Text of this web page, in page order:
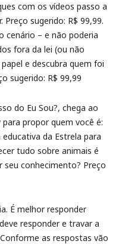
com os vídeos passo a
sugerido: R$ 99,99.
cenário – e não poderia
fora da lei (ou não
e descubra quem foi
sugerido: R$ 99,99
do Eu Sou?, chega ao
para propor quem você é:
da Estrela para
tudo sobre animais é
conhecimento? Preço
É melhor responder
responder e travar a
as respostas vão